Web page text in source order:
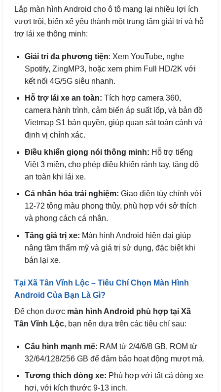
Lắp màn hình Android cho ô tô mang lại nhiều lợi ích
vượt trội, biến xế yêu thành một trung tâm giải trí và hỗ
trợ lái xe thông minh:
Giải trí đa phương tiện: Xem YouTube, nghe
Spotify, ZingMP3, hoặc xem phim Full HD/2K với
kết nối 4G/5G siêu nhanh.
Hỗ trợ lái xe an toàn: Tích hợp camera 360,
camera hành trình, cảm biến áp suất lốp, và bản đồ
Vietmap S1 bản quyền, giúp quan sát toàn cảnh và
định vị chính xác.
Điều khiển giọng nói thông minh: Hỗ trợ tiếng
Việt 3 miền, cho phép điều khiển rảnh tay, tăng độ
an toàn khi lái xe.
Cá nhân hóa trải nghiệm: Giao diện tùy chỉnh với
12-72 tông màu phong thủy, phù hợp với sở thích
và phong cách cá nhân.
Tăng giá trị xe: Màn hình Android hiện đại giúp
nâng tầm thẩm mỹ và giá trị sử dụng, đặc biệt khi
bán lại xe.
Tại Xã Tân Vĩnh Lộc – Tiêu Chí Chọn Màn Hình
Android Của Bạn Là Gì?
Để chọn được màn hình Android phù hợp tại Xã
Tân Vĩnh Lộc, bạn nên dựa trên các tiêu chí sau:
Cấu hình mạnh mẽ: RAM từ 2/4/6/8 GB, ROM từ
32/64/128/256 GB để đảm bảo hoạt động mượt mà.
Tương thích dòng xe: Phù hợp với tất cả dòng xe
hơi, với kích thước 9-13 inch.